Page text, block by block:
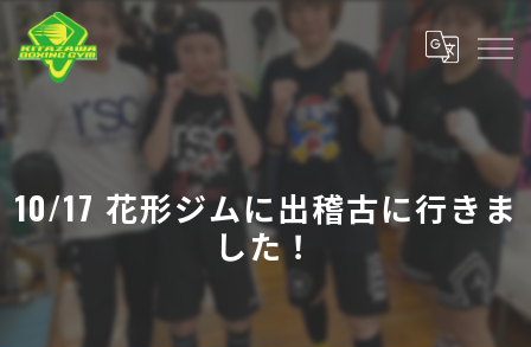
10/17 花形ジムに出稽古に行きま
した！